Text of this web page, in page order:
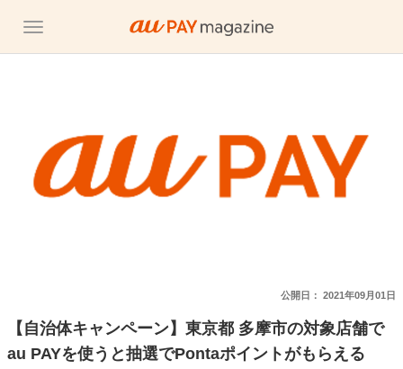
公開日： 2021年09月01日
【自治体キャンペーン】東京都 多摩市の対象店舗で
au PAYを使うと抽選でPontaポイントがもらえる